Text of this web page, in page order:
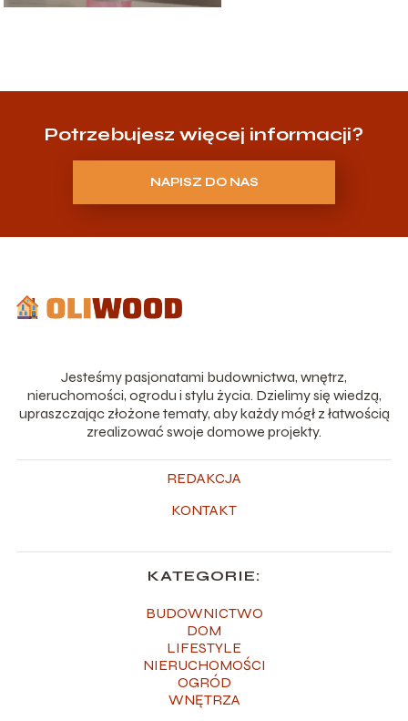
Potrzebujesz więcej informacji?
NAPISZ DO NAS
Jesteśmy pasjonatami budownictwa, wnętrz,
nieruchomości, ogrodu i stylu życia. Dzielimy się wiedzą,
upraszczając złożone tematy, aby każdy mógł z łatwością
zrealizować swoje domowe projekty.
REDAKCJA
KONTAKT
KATEGORIE:
BUDOWNICTWO
DOM
LIFESTYLE
NIERUCHOMOŚCI
OGRÓD
WNĘTRZA